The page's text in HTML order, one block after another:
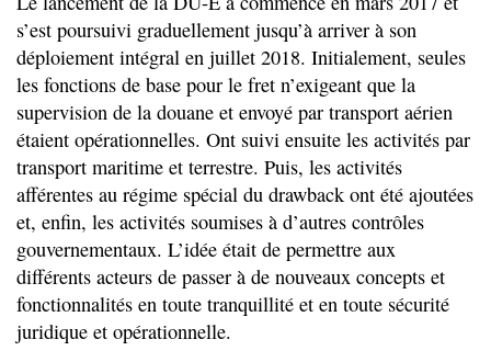
s’est poursuivi graduellement jusqu’à arriver à son
déploiement intégral en juillet 2018. Initialement, seules
les fonctions de base pour le fret n’exigeant que la
supervision de la douane et envoyé par transport aérien
étaient opérationnelles. Ont suivi ensuite les activités par
transport maritime et terrestre. Puis, les activités
afférentes au régime spécial du drawback ont été ajoutées
et, enfin, les activités soumises à d’autres contrôles
gouvernementaux. L’idée était de permettre aux
différents acteurs de passer à de nouveaux concepts et
fonctionnalités en toute tranquillité et en toute sécurité
juridique et opérationnelle.